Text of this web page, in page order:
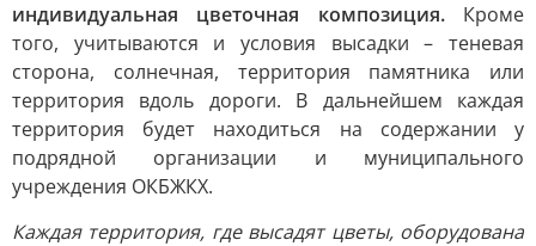
индивидуальная цветочная композиция. Кроме
того, учитываются и условия высадки – теневая
сторона, солнечная, территория памятника или
территория вдоль дороги. В дальнейшем каждая
территория будет находиться на содержании у
подрядной организации и муниципального
учреждения ОКБЖКХ.
Каждая территория, где высадят цветы, оборудована